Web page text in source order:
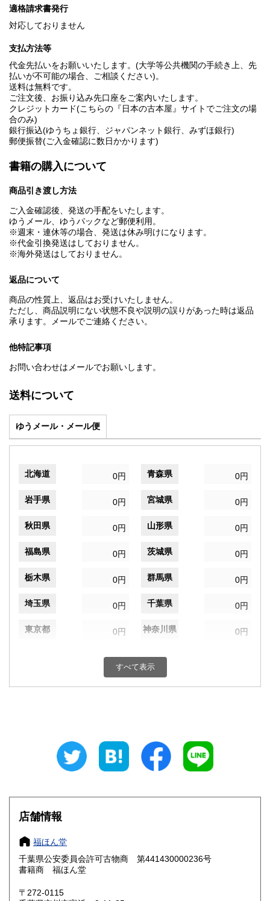
適格請求書発行
対応しておりません
支払方法等
代金先払いをお願いいたします。(大学等公共機関の手続き上、先
払いが不可能の場合、ご相談ください)。
送料は無料です。
ご注文後、お振り込み先口座をご案内いたします。
クレジットカード(こちらの『日本の古本屋』サイトでご注文の場
合のみ)
銀行振込(ゆうちょ銀行、ジャパンネット銀行、みずほ銀行)
郵便振替(ご入金確認に数日かかります)
書籍の購入について
商品引き渡し方法
ご入金確認後、発送の手配をいたします。
ゆうメール、ゆうパックなど郵便利用。
※週末・連休等の場合、発送は休み明けになります。
※代金引換発送はしておりません。
※海外発送はしておりません。
返品について
商品の性質上、返品はお受けいたしません。
ただし、商品説明にない状態不良や説明の誤りがあった時は返品
承ります。メールでご連絡ください。
他特記事項
お問い合わせはメールでお願いします。
送料について
ゆうメール・メール便
北海道 0円 青森県 0円
岩手県 0円 宮城県 0円
秋田県 0円 山形県 0円
福島県 0円 茨城県 0円
栃木県 0円 群馬県 0円
埼玉県 0円 千葉県 0円
東京都 0円 神奈川県 0円
0円 富山県
0円 三重県
大阪府
奈良県
鳥取県 0円 島根県
岡山県
すべて表示
店舗情報
福ほん堂
千葉県公安委員会許可古物商 第441430000236号
書籍商 福ほん堂
〒272-0115